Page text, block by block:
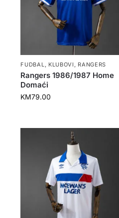
FUDBAL KLUBOVI RANGERS
Rangers 1986/1987 Home
Domaći
KM79.00